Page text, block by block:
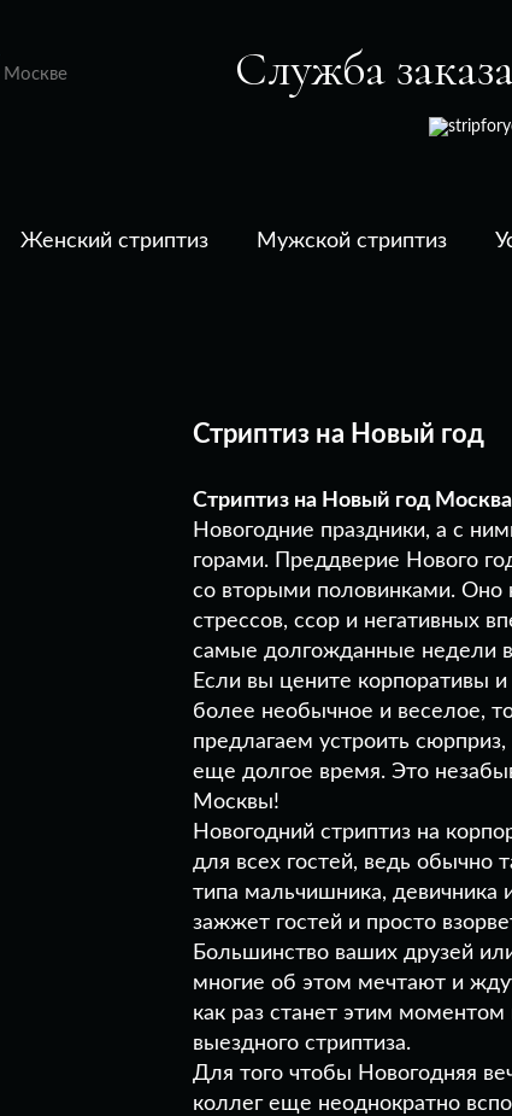
Москве Служба
Женский стриптиз Мужской стриптиз
Стриптиз на Новый год
Стриптиз на Новый год Москва
Новогодние праздники, а с
горами. Преддверие Нового
со вторыми половинками.
стрессов, ссор и негативных
самые долгожданные недели
Если вы цените корпоративы и
более необычное и веселое,
предлагаем устроить сюрприз,
еще долгое время. Это
Москвы!
Новогодний стриптиз на
для всех гостей, ведь обычно
типа мальчишника,
зажжет гостей и просто
Большинство ваших друзей
многие об этом мечтают и
как раз станет этим моментом
выездного стриптиза.
Для того чтобы Новогодняя
коллег еще неоднократно